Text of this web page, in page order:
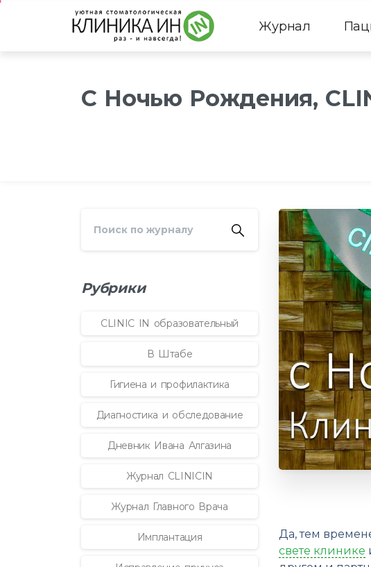
Журнал
C Ночью Рождения,
Рубрики
CLINIC IN образовательный
В Штабе
Гигиена и профилактика
Диагностика и обследование
Дневник Ивана Алгазина
Журнал CLINICIN
Журнал Главного Врача
Имплантация Да, тем
свете клинике